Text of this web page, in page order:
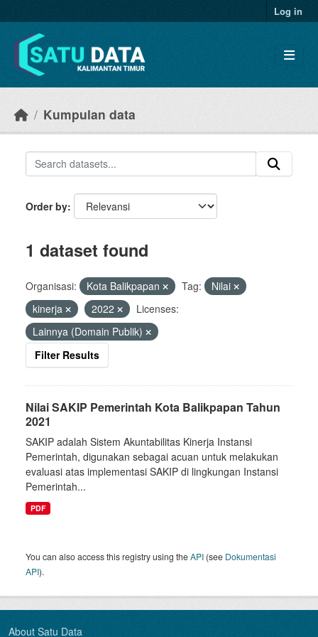
Log in
Kumpulan data
Order by
1 dataset found
Organisasi: Kota Balikpapan Tag:
Nilai
kinerja
2022
Licenses:
Lainnya (Domain Publik)
Filter Results
Nilai SAKIP Pemerintah Kota Balikpapan Tahun
2021
SAKIP adalah Sistem Akuntabilitas Kinerja Instansi
Pemerintah, digunakan sebagai acuan untuk melakukan
evaluasi atas implementasi SAKIP di lingkungan Instansi
Pemerintah...
PDF
You can also access this registry using theAPI (see Dokumentasi
API).
About Satu Data